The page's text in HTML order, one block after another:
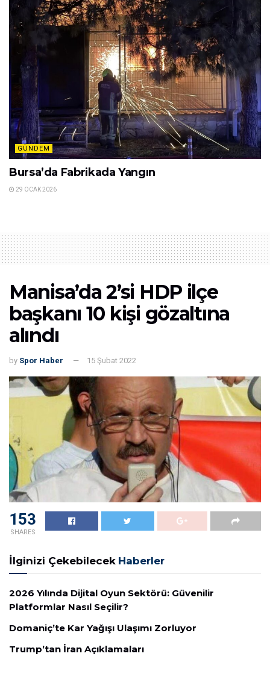
GÜNDEM
Bursa’da Fabrikada Yangın
29 OCAK 2026
Manisa’da 2’si HDP ilçe
başkanı 10 kişi gözaltına
alındı
by Spor Haber 15 Şubat 2022
153
SHARES
İlginizi Çekebilecek Haberler
2026 Yılında Dijital Oyun Sektörü: Güvenilir
Platformlar Nasıl Seçilir?
Domaniç’te Kar Yağışı Ulaşımı Zorluyor
Trump’tan İran Açıklamaları